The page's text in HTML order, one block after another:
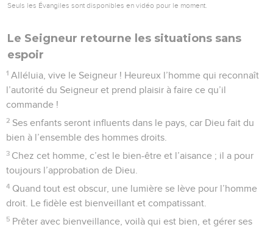
Seuls les Évangiles sont disponibles en vidéo pour le moment.
Le Seigneur retourne les situations sans
espoir
1 Alléluia, vive le Seigneur ! Heureux l’homme qui reconnaît
l’autorité du Seigneur et prend plaisir à faire ce qu’il
commande !
2 Ses enfants seront influents dans le pays, car Dieu fait du
bien à l’ensemble des hommes droits.
3 Chez cet homme, c’est le bien-être et l’aisance ; il a pour
toujours l’approbation de Dieu.
4 Quand tout est obscur, une lumière se lève pour l’homme
droit. Le fidèle est bienveillant et compatissant.
5 Prêter avec bienveillance, voilà qui est bien, et gérer ses